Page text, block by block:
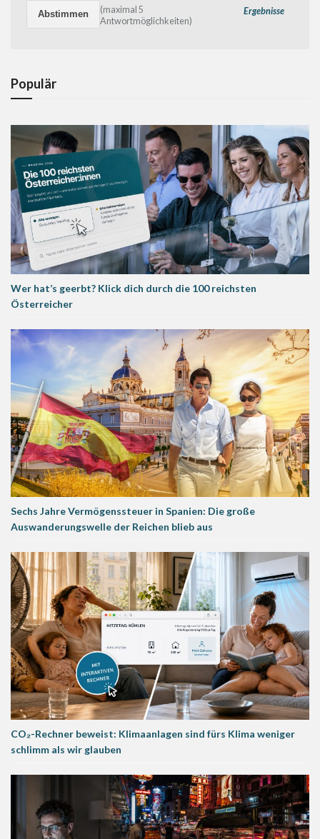
Ergebnisse
(maximal 5
Antwortmöglichkeiten)
Populär
Wer hat’s geerbt? Klick dich durch die 100 reichsten
Österreicher
Sechs Jahre Vermögenssteuer in Spanien: Die große
Auswanderungswelle der Reichen blieb aus
CO₂-Rechner beweist: Klimaanlagen sind fürs Klima weniger
schlimm als wir glauben